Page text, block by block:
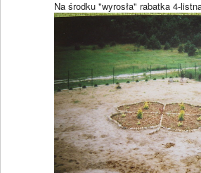
Na środku "wyrosła" rabatka 4-